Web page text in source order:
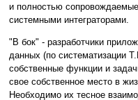
и полностью
системными интеграторами.
"В бок" - разработчики
данных (по систематизации
собственные функции и
свое собственное место в
Необходимо их тесное